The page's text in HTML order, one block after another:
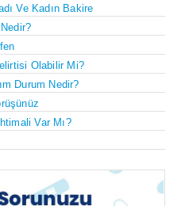
Ve Kadın Bakire
Olabilir Mi?
Durum Nedir?
Var Mı?